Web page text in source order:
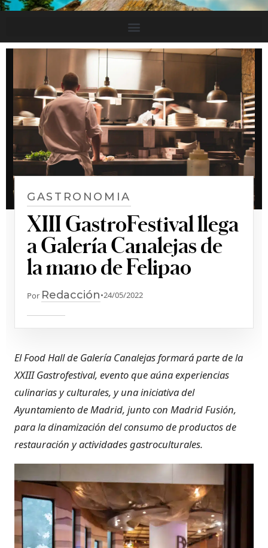
GASTRONOMIA
XIII GastroFestival llega
a Galería Canalejas de
la mano de Felipao
Por Redacción•24/05/2022
El Food Hall de Galería Canalejas formará parte de la
XXIII Gastrofestival, evento que aúna experiencias
culinarias y culturales, y una iniciativa del
Ayuntamiento de Madrid, junto con Madrid Fusión,
para la dinamización del consumo de productos de
restauración y actividades gastroculturales.